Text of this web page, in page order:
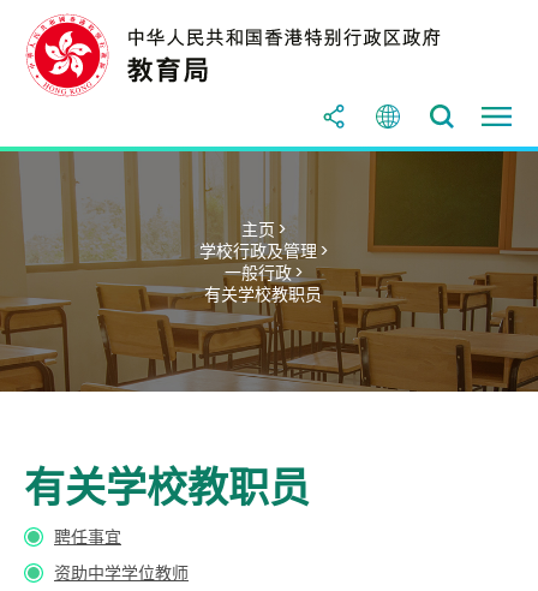
主页 >
学校行政及管理 >
一般行政 >
有关学校教职员
有关学校教职员
聘任事宜
资助中学学位教师